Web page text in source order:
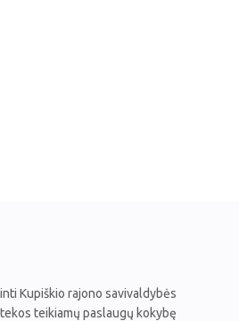
Kupiškio rajono savivaldybės
teikiamų paslaugų kokybę